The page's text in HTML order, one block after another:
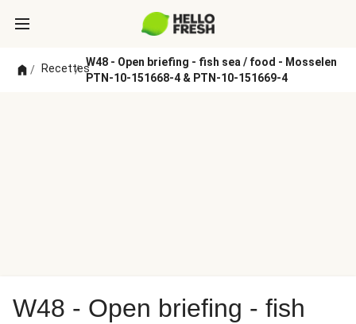
/ Recettes
/
W48 - Open briefing - fish sea / food - Mosselen
PTN-10-151668-4 & PTN-10-151669-4
W48 - Open briefing - fish